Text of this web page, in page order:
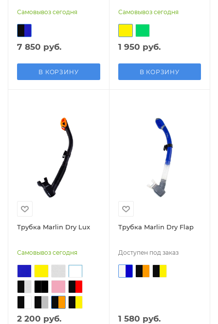
Самовывоз сегодня
7 850 руб.
В КОРЗИНУ
Самовывоз сегодня
1 950 руб.
В КОРЗИНУ
Трубка Marlin Dry Lux
Самовывоз сегодня
2 200 руб.
Трубка Marlin Dry Flap
Доступен под заказ
1 580 руб.